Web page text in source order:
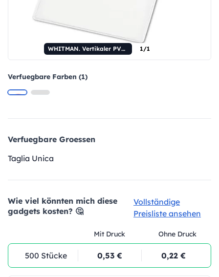
WHITMAN. Vertikaler PVC-Ausweishalter 1/1
Verfuegbare Farben (1)
Verfuegbare Groessen
Taglia Unica
Wie viel könnten mich diese
gadgets kosten? 🤔
Vollständige
Preisliste ansehen
Mit Druck Ohne Druck
500 Stücke 0,53 € 0,22 €